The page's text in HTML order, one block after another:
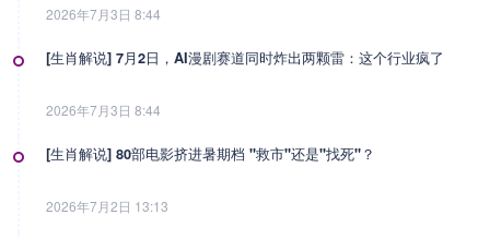
2026年7月3日 8:44
[生肖解说] 7月2日，AI漫剧赛道同时炸出两颗雷：这个行业疯了
2026年7月3日 8:44
[生肖解说] 80部电影挤进暑期档 "救市"还是"找死"？
2026年7月2日 13:13